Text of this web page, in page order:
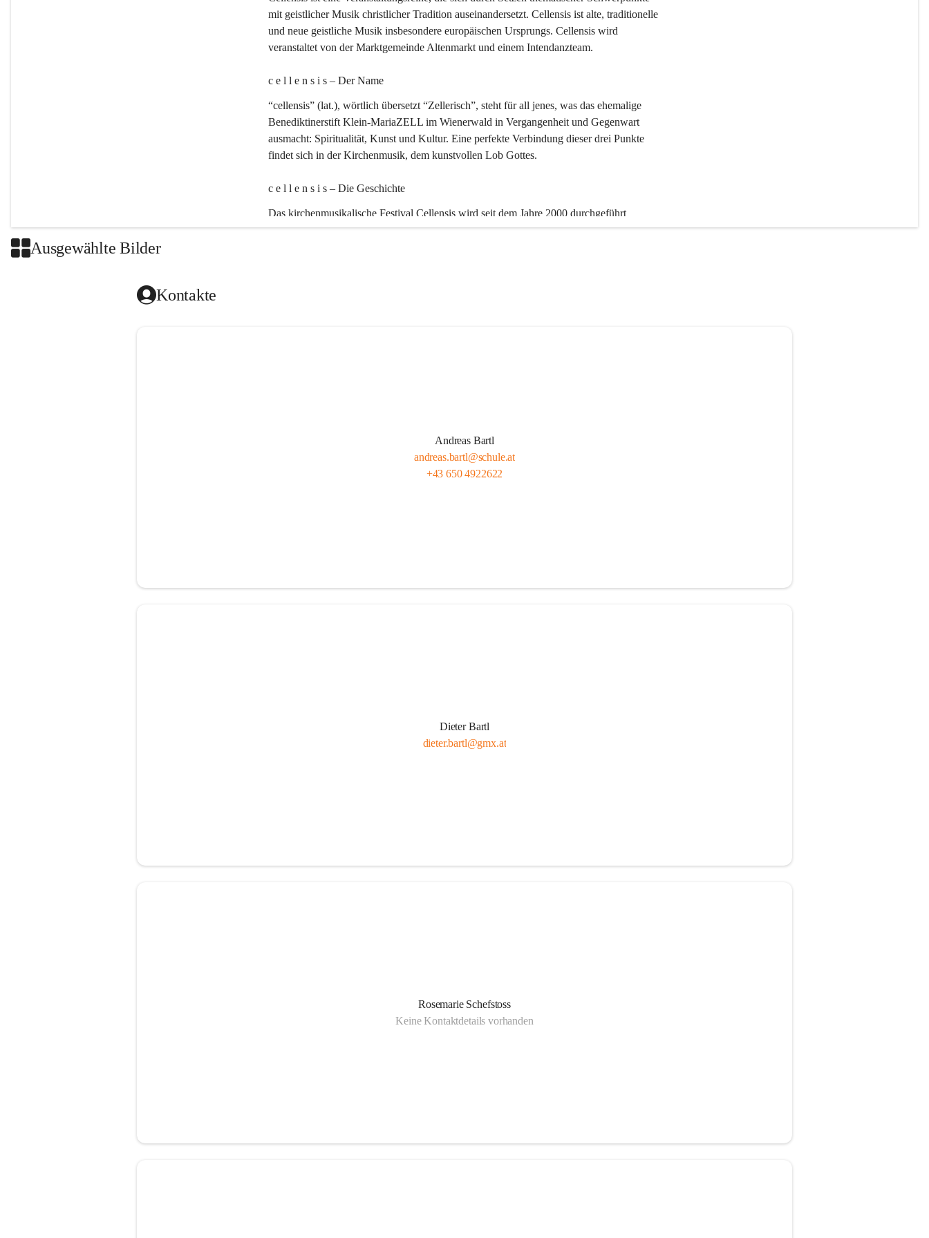
mit geistlicher Musik christlicher Tradition auseinandersetzt. Cellensis ist alte, traditionelle
und neue geistliche Musik insbesondere europäischen Ursprungs. Cellensis wird
veranstaltet von der Marktgemeinde Altenmarkt und einem Intendanzteam.
c e l l e n s i s – Der Name
“cellensis” (lat.), wörtlich übersetzt “Zellerisch”, steht für all jenes, was das ehemalige
Benediktinerstift Klein-MariaZELL im Wienerwald in Vergangenheit und Gegenwart
ausmacht: Spiritualität, Kunst und Kultur. Eine perfekte Verbindung dieser drei Punkte
findet sich in der Kirchenmusik, dem kunstvollen Lob Gottes.
c e l l e n s i s – Die Geschichte
Das kirchenmusikalische Festival Cellensis wird seit dem Jahre 2000 durchgeführt
Ausgewählte Bilder
Kontakte
Andreas Bartl
andreas.bartl@schule.at
+43 650 4922622
Dieter Bartl
dieter.bartl@gmx.at
Rosemarie Schefstoss
Keine Kontaktdetails vorhanden